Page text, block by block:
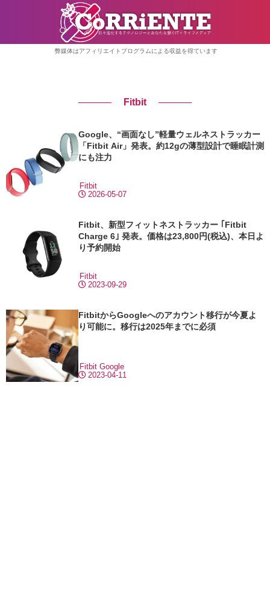
弊媒体はアフィリエイトプログラムによる収益を得ています
Fitbit
Google、“画面なし”軽量ウェルネストラッカー
「Fitbit Air」発表。約12gの薄型設計で睡眠計測
にも注力
2026-05-07
Fitbit
Fitbit、新型フィットネストラッカー ｢Fitbit
Charge 6｣ 発表。価格は23,800円(税込)、本日よ
り予約開始
2023-09-29
Fitbit
FitbitからGoogleへのアカウント移行が今夏よ
り可能に。移行は2025年までに必須
2023-04-11
Fitbit Google